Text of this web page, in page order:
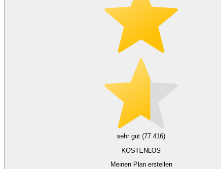
sehr gut (77.416)
KOSTENLOS
Meinen Plan erstellen